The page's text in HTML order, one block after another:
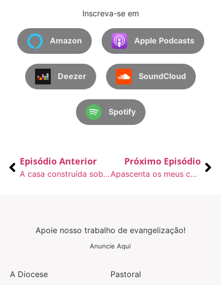
Inscreva-se em
Amazon Apple Podcasts
Deezer SoundCloud
Spotify
Episódio Anterior
A casa construída sobre a rocha e a casa construída sobre a areia – 26/06
Próximo Episódio
Apascenta os meus cordeiros, apascenta as minhas ovelhas – 29/06
Apoie nosso trabalho de evangelização!
Anuncie Aqui
A Diocese Pastoral